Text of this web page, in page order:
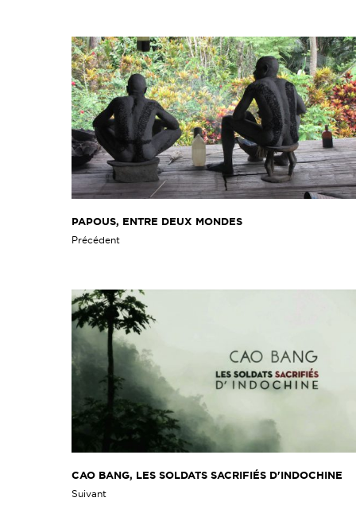
PAPOUS, ENTRE DEUX MONDES
Précédent
CAO BANG, LES SOLDATS SACRIFIÉS D'INDOCHINE
Suivant